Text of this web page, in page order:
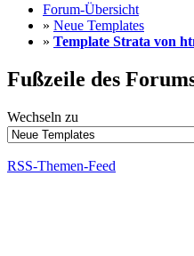
Forum-Übersicht
» Neue Templates
» Template Strata von
Fußzeile des
Wechseln zu
RSS-Themen-Feed